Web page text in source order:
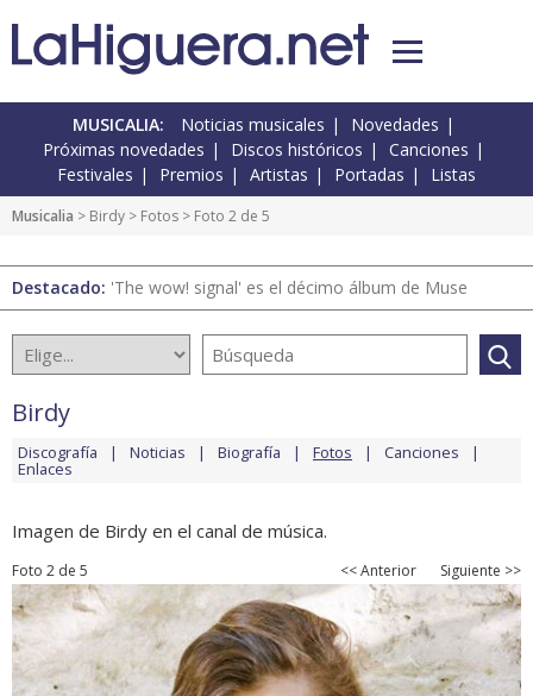
MUSICALIA: Noticias musicales
Novedades
Próximas novedades
Discos históricos
Canciones
Festivales
Premios Artistas Portadas Listas
Musicalia > Birdy > Fotos > Foto 2 de 5
Destacado: 'The wow! signal' es el décimo álbum de Muse
Birdy
Discografía Noticias Biografía Fotos Canciones
Enlaces
Imagen de Birdy en el canal de música.
Foto 2 de 5 << Anterior Siguiente >>